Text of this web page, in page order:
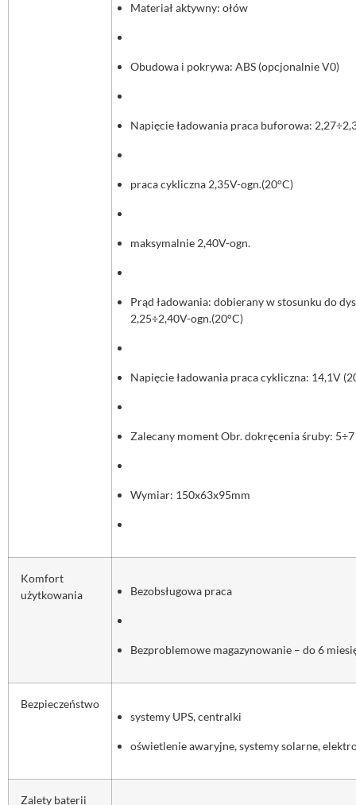
Materiał aktywny: ołów
Obudowa i pokrywa: ABS (opcjonalnie V0)
Napięcie ładowania praca buforowa:
praca cykliczna 2,35V-ogn.(20°C)
maksymalnie 2,40V-ogn.
Prąd ładowania: dobierany w stosunku do
2,25÷2,40V-ogn.(20°C)
Napięcie ładowania praca cykliczna: 14,1V
Zalecany moment Obr. dokręcenia śruby: 5÷7
Wymiar: 150x63x95mm
Komfort
użytkowania
Bezobsługowa praca
Bezproblemowe magazynowanie – do 6
Bezpieczeństwo
systemy UPS, centralki
oświetlenie awaryjne, systemy solarne,
Zalety baterii